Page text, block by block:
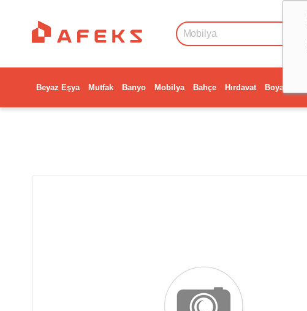
Beyaz Eşya Mutfak Banyo Mobilya Bahçe Hırdavat Boya